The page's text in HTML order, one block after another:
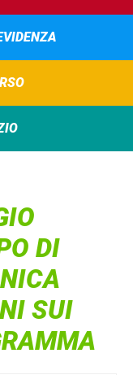
DI
SUI